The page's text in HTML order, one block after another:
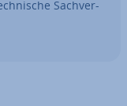
Sach­ver­